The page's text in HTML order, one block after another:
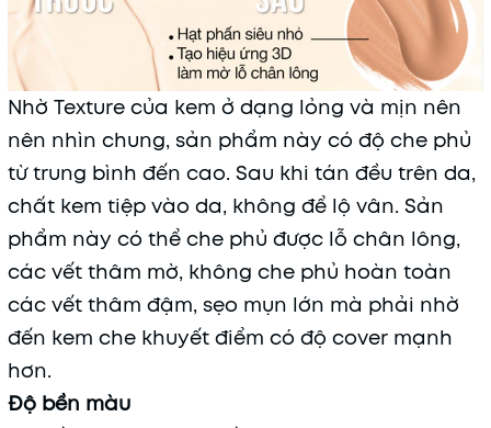
Nhờ Texture của kem ở dạng lỏng và mịn nên
nên nhìn chung, sản phẩm này có độ che phủ
từ trung bình đến cao. Sau khi tán đều trên da,
chất kem tiệp vào da, không để lộ vân. Sản
phẩm này có thể che phủ được lỗ chân lông,
các vết thâm mờ, không che phủ hoàn toàn
các vết thâm đậm, sẹo mụn lớn mà phải nhờ
đến kem che khuyết điểm có độ cover mạnh
hơn.
Độ bền màu